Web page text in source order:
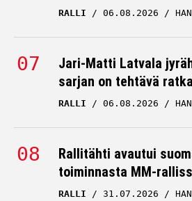
RALLI 06.08.2026
Jari-Matti Latvala
sarjan on tehtävä
RALLI 06.08.2026
Rallitähti avautui
toiminnasta MM-
RALLI 31.07.2026